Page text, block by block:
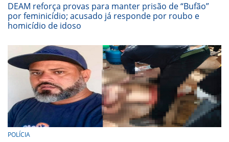
DEAM reforça provas para manter prisão de “Bufão”
por feminicídio; acusado já responde por roubo e
homicídio de idoso
POLÍCIA